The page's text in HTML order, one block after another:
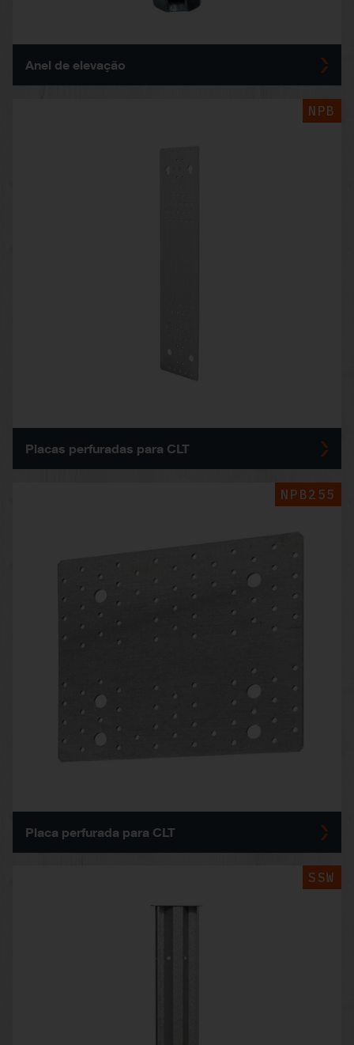
Anel de elevação
NPB
Placas perfuradas para CLT
NPB255
Placa perfurada para CLT
SSW